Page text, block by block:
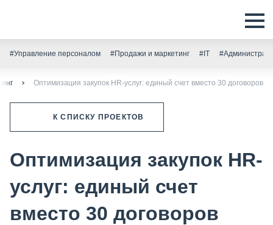
#Управление персоналом #Продажи и маркетинг #IT
Оптимизация закупок HR-услуг: единый счет вместо 30 договоров
К СПИСКУ ПРОЕКТОВ
Оптимизация закупок HR-
услуг: единый счет
вместо 30 договоров